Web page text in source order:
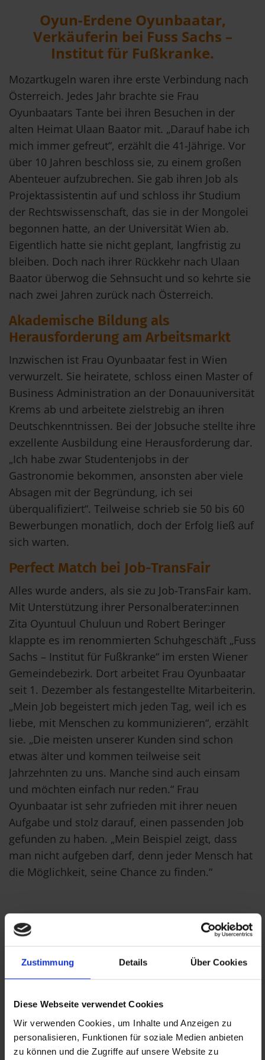
Zustimmung Details Über Cookies
Diese Webseite verwendet Cookies
Wir verwenden Cookies, um Inhalte und Anzeigen zu
personalisieren, Funktionen für soziale Medien anbieten
zu können und die Zugriffe auf unsere Website zu
Oyun-Erdene Oyunbaatar,
Verkäuferin bei Fuss Sachs –
Institut für Fußkranke.
Mozartkugeln waren ihre erste Verbindung nach
Österreich. Jedes Jahr brachte sie Frau
Oyunbaatars Tante bei ihren Besuchen in der
alten Heimat Ulaan Baator mit. „Darauf habe ich
mich immer gefreut“, erzählt die 41-Jährige. Vor
über 10 Jahren beschloss sie, zu einem großen
Abenteuer aufzubrechen. Sie gab ihren Job als
Projektassistentin auf und schloss ihr Studium
der Rechtswissenschaft, das sie in der Mongolei
begonnen hatte, an der Universität Wien ab.
Eigentlich hatte sie nicht geplant, langfristig zu
bleiben. Doch nach ihrer Rückkehr nach Ulaan
Baator überwog die Sehnsucht und so kehrte sie
nach zwei Jahren zurück nach Österreich.
Akademische Bildung als
Herausforderung am Arbeitsmarkt
Inzwischen ist Frau Oyunbaatar fest in Wien
verwurzelt. Sie heiratete, schloss einen Master of
Business Administration an der Donauuniversität
Krems ab und arbeitete zielstrebig an ihren
Deutschkenntnissen. Bei der Jobsuche stellte ihre
exzellente Ausbildung eine Herausforderung dar.
„Ich habe zwar Studentenjobs in der
Gastronomie bekommen, ansonsten aber viele
Absagen mit der Begründung, ich sei
überqualifiziert“. Teilweise schrieb sie 50 bis 60
Bewerbungen monatlich, doch der Erfolg ließ auf
sich warten.
Perfect Match bei Job-TransFair
Alles wurde anders, als sie zu Job-TransFair kam.
Mit Unterstützung ihrer Personalberater:innen
Zita Oyuntuul Chuluun und Robert Beringer
klappte es im renommierten Schuhgeschäft „Fuss
Sachs – Institut für Fußkranke“ im ersten Wiener
Gemeindebezirk. Dort arbeitet Frau Oyunbaatar
seit 1. Dezember als festangestellte Mitarbeiterin.
„Mein Job begeistert mich jeden Tag, weil ich es
liebe, mit Menschen zu kommunizieren“, erzählt
sie. „Die meisten unserer Kunden sind schon
etwas älter und kommen teilweise seit
Jahrzehnten zu uns. Manche sind auch einsam
und möchten einfach nur reden.“ Frau
Oyunbaatar ist sehr zufrieden mit ihrer neuen
Aufgabe und stolz darauf, einen passenden Job
gefunden zu haben. „Mein Beispiel zeigt, dass
man nicht aufgeben darf, denn jeder Mensch hat
die Möglichkeit, seine Chance zu finden.“